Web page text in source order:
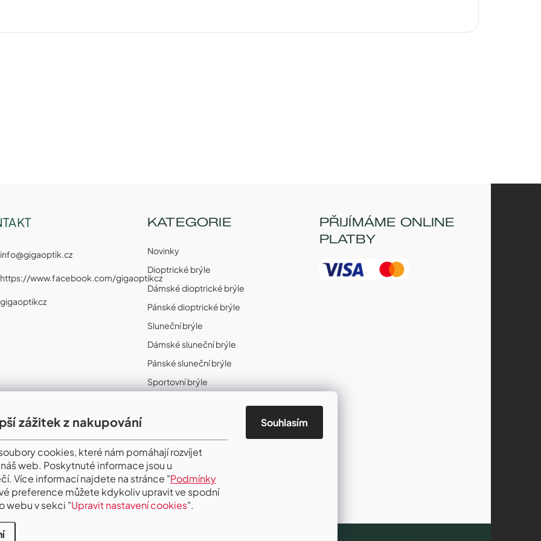
zážitek z nakupování
cookies, které nám pomáhají rozvíjet
web. Poskytnuté informace jsou u
Více informací najdete na stránce "Podmínky
preference můžete kdykoliv upravit ve spodní
webu v sekci "Upravit nastavení cookies".
Souhlasím
info@gigaoptik.cz
https://www.facebook.com/gigaoptikcz
gigaoptikcz
KATEGORIE
Novinky
Dioptrické brýle
Dámské dioptrické brýle
Pánské dioptrické brýle
Sluneční brýle
Dámské sluneční brýle
Pánské sluneční brýle
Sportovní brýle
II. Jakost
PŘIJÍMÁME ONLINE
PLATBY